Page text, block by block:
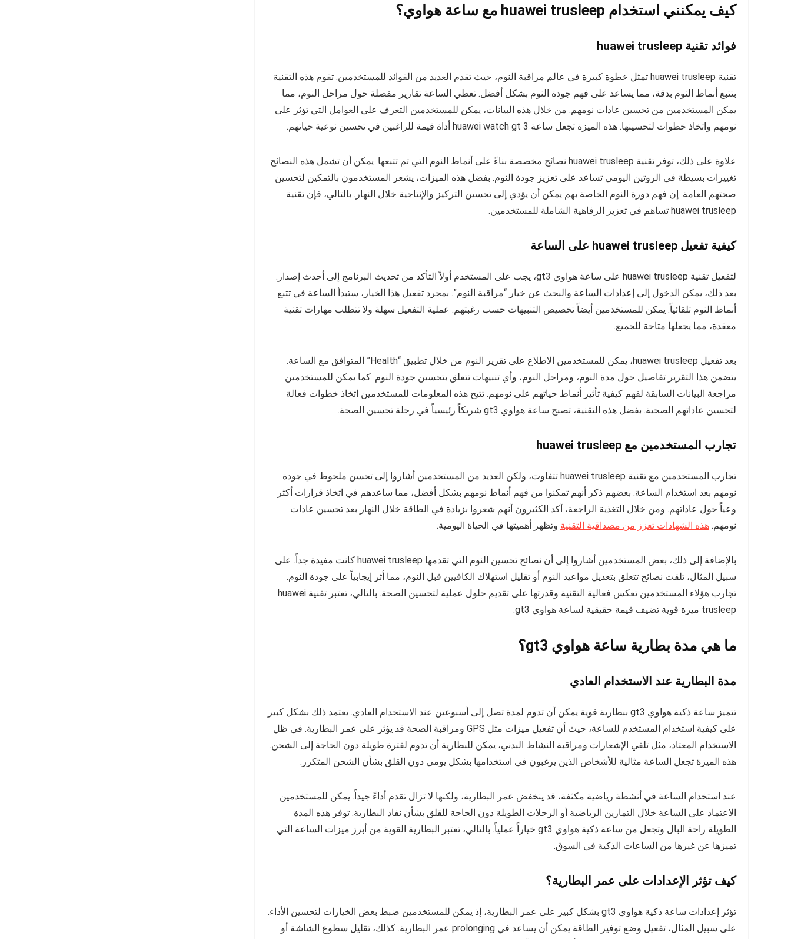
كيف يمكنني استخدام huawei trusleep مع ساعة هواوي؟
فوائد تقنية huawei trusleep
تقنية huawei trusleep تمثل خطوة كبيرة في عالم مراقبة النوم، حيث تقدم العديد من الفوائد للمستخدمين. تقوم هذه التقنية
بتتبع أنماط النوم بدقة، مما يساعد على فهم جودة النوم بشكل أفضل. تعطي الساعة تقارير مفصلة حول مراحل النوم، مما
يمكن المستخدمين من تحسين عادات نومهم. من خلال هذه البيانات، يمكن للمستخدمين التعرف على العوامل التي تؤثر على
نومهم واتخاذ خطوات لتحسينها. هذه الميزة تجعل ساعة huawei watch gt 3 أداة قيمة للراغبين في تحسين نوعية حياتهم.
علاوة على ذلك، توفر تقنية huawei trusleep نصائح مخصصة بناءً على أنماط النوم التي تم تتبعها. يمكن أن تشمل هذه النصائح
تغييرات بسيطة في الروتين اليومي تساعد على تعزيز جودة النوم. بفضل هذه الميزات، يشعر المستخدمون بالتمكين لتحسين
صحتهم العامة. إن فهم دورة النوم الخاصة بهم يمكن أن يؤدي إلى تحسين التركيز والإنتاجية خلال النهار. بالتالي، فإن تقنية
huawei trusleep تساهم في تعزيز الرفاهية الشاملة للمستخدمين.
كيفية تفعيل huawei trusleep على الساعة
لتفعيل تقنية huawei trusleep على ساعة هواوي gt3، يجب على المستخدم أولاً التأكد من تحديث البرنامج إلى أحدث إصدار.
بعد ذلك، يمكن الدخول إلى إعدادات الساعة والبحث عن خيار “مراقبة النوم”. بمجرد تفعيل هذا الخيار، ستبدأ الساعة في تتبع
أنماط النوم تلقائياً. يمكن للمستخدمين أيضاً تخصيص التنبيهات حسب رغبتهم. عملية التفعيل سهلة ولا تتطلب مهارات تقنية
معقدة، مما يجعلها متاحة للجميع.
بعد تفعيل huawei trusleep، يمكن للمستخدمين الاطلاع على تقرير النوم من خلال تطبيق “Health” المتوافق مع الساعة.
يتضمن هذا التقرير تفاصيل حول مدة النوم، ومراحل النوم، وأي تنبيهات تتعلق بتحسين جودة النوم. كما يمكن للمستخدمين
مراجعة البيانات السابقة لفهم كيفية تأثير أنماط حياتهم على نومهم. تتيح هذه المعلومات للمستخدمين اتخاذ خطوات فعالة
لتحسين عاداتهم الصحية. بفضل هذه التقنية، تصبح ساعة هواوي gt3 شريكاً رئيسياً في رحلة تحسين الصحة.
تجارب المستخدمين مع huawei trusleep
تجارب المستخدمين مع تقنية huawei trusleep تتفاوت، ولكن العديد من المستخدمين أشاروا إلى تحسن ملحوظ في جودة
نومهم بعد استخدام الساعة. بعضهم ذكر أنهم تمكنوا من فهم أنماط نومهم بشكل أفضل، مما ساعدهم في اتخاذ قرارات أكثر
وعياً حول عاداتهم. ومن خلال التغذية الراجعة، أكد الكثيرون أنهم شعروا بزيادة في الطاقة خلال النهار بعد تحسين عادات
نومهم. هذه الشهادات تعزز من مصداقية التقنية وتظهر أهميتها في الحياة اليومية.
بالإضافة إلى ذلك، بعض المستخدمين أشاروا إلى أن نصائح تحسين النوم التي تقدمها huawei trusleep كانت مفيدة جداً. على
سبيل المثال، تلقت نصائح تتعلق بتعديل مواعيد النوم أو تقليل استهلاك الكافيين قبل النوم، مما أثر إيجابياً على جودة النوم.
تجارب هؤلاء المستخدمين تعكس فعالية التقنية وقدرتها على تقديم حلول عملية لتحسين الصحة. بالتالي، تعتبر تقنية huawei
trusleep ميزة قوية تضيف قيمة حقيقية لساعة هواوي gt3.
ما هي مدة بطارية ساعة هواوي gt3؟
مدة البطارية عند الاستخدام العادي
تتميز ساعة ذكية هواوي gt3 ببطارية قوية يمكن أن تدوم لمدة تصل إلى أسبوعين عند الاستخدام العادي. يعتمد ذلك بشكل كبير
على كيفية استخدام المستخدم للساعة، حيث أن تفعيل ميزات مثل GPS ومراقبة الصحة قد يؤثر على عمر البطارية. في ظل
الاستخدام المعتاد، مثل تلقي الإشعارات ومراقبة النشاط البدني، يمكن للبطارية أن تدوم لفترة طويلة دون الحاجة إلى الشحن.
هذه الميزة تجعل الساعة مثالية للأشخاص الذين يرغبون في استخدامها بشكل يومي دون القلق بشأن الشحن المتكرر.
عند استخدام الساعة في أنشطة رياضية مكثفة، قد ينخفض عمر البطارية، ولكنها لا تزال تقدم أداءً جيداً. يمكن للمستخدمين
الاعتماد على الساعة خلال التمارين الرياضية أو الرحلات الطويلة دون الحاجة للقلق بشأن نفاد البطارية. توفر هذه المدة
الطويلة راحة البال وتجعل من ساعة ذكية هواوي gt3 خياراً عملياً. بالتالي، تعتبر البطارية القوية من أبرز ميزات الساعة التي
تميزها عن غيرها من الساعات الذكية في السوق.
كيف تؤثر الإعدادات على عمر البطارية؟
تؤثر إعدادات ساعة ذكية هواوي gt3 بشكل كبير على عمر البطارية، إذ يمكن للمستخدمين ضبط بعض الخيارات لتحسين الأداء.
على سبيل المثال، تفعيل وضع توفير الطاقة يمكن أن يساعد في prolonging عمر البطارية. كذلك، تقليل سطوع الشاشة أو